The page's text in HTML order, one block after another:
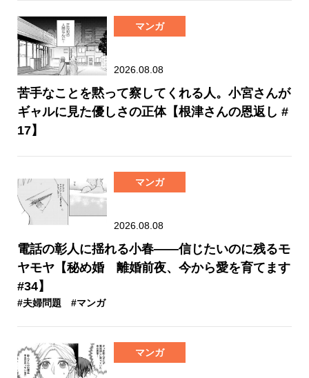
マンガ
2026.08.08
苦手なことを黙って察してくれる人。小宮さんが
ギャルに見た優しさの正体【根津さんの恩返し #
17】
マンガ
2026.08.08
電話の彰人に揺れる小春――信じたいのに残るモ
ヤモヤ【秘め婚 離婚前夜、今から愛を育てます
#34】
#夫婦問題 #マンガ
マンガ